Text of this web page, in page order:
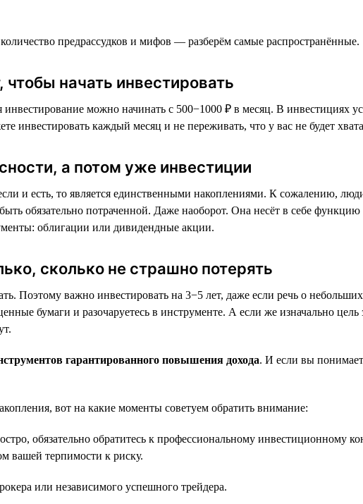
предрассудков и мифов — разберём самые распространённые.
начать инвестировать
можно начинать с 500−1000 ₽ в месяц. В инвестициях
инвестировать каждый месяц и не переживать, что у вас не будет
а потом уже инвестиции
и есть, то является единственными накоплениями. К сожалению,
обязательно потраченной. Даже наоборот. Она несёт в себе
облигации или дивидендные акции.
сколько не страшно потерять
Поэтому важно инвестировать на 3−5 лет, даже если речь о
бумаги и разочаруетесь в инструменте. А если же изначально
гарантированного повышения дохода. И если вы
вот на какие моменты советуем обратить внимание:
обязательно обратитесь к профессиональному инвестиционному
вашей терпимости к риску.
или независимого успешного трейдера.